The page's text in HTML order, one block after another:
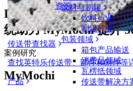
传送带查找器
查找英特乐传送带、部件和附件等
产品
饮料与制罐
饮料行业
制罐行业
包装领域
箱包产品输送
消费品领域
瓦楞纸领域
传送带解决方
资源
DirectDrive 直接驱动结
统助力 MyMochi 提升
案例研究
MyMochi